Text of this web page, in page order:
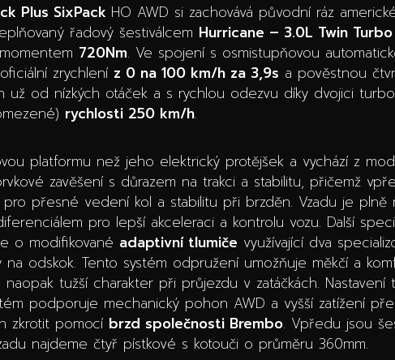
Plus SixPack HO AWD si zachovává původní ráz
řadový šestiválcem Hurricane – 3.0L Twin
720Nm. Ve spojení s osmistupňovou
zrychlení z 0 na 100 km/h za 3,9s a pověstnou
už od nízkých otáček a s rychlou odezvu díky dvojici
rychlosti 250 km/h.
platformu než jeho elektrický protějšek a vychází z
zavěšení s důrazem na trakci a stabilitu, přičemž
pro přesné vedení kol a stabilitu při brzděn. Vzadu je plně
pro lepší akceleraci a kontrolu vozu. Další
o modifikované adaptivní tlumiče využívající dva
odskok. Tento systém odpružení umožňuje měkčí a
tužší charakter při průjezdu v zatáčkách. Nastavení
podporuje mechanický pohon AWD a vyšší zatížení
zkrotit pomocí brzd společnosti Brembo. Vpředu jsou
najdeme čtyř pístkové s kotouči o průměru 360mm.